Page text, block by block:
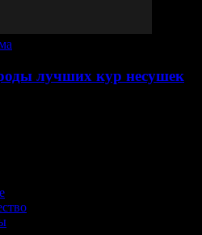
лучших кур несушек